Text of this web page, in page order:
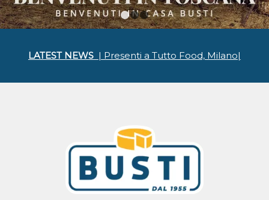
1 2 3
LATEST NEWS| Presenti a Tutto Food, Milano|